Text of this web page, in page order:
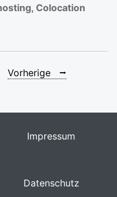
Colocation
Vorherige ⭢
Impressum
Datenschutz